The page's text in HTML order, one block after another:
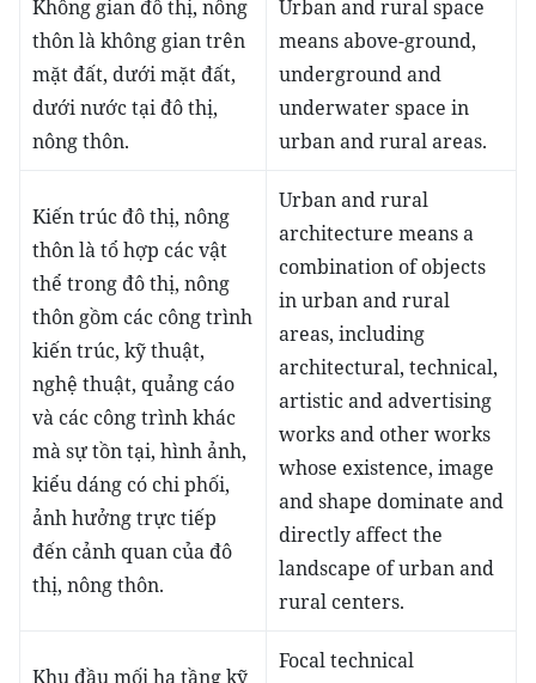
Không gian đô thị, nông
thôn là không gian trên
mặt đất, dưới mặt đất,
dưới nước tại đô thị,
nông thôn.
Urban and rural space
means above-ground,
underground and
underwater space in
urban and rural areas.
Kiến trúc đô thị, nông
thôn là tổ hợp các vật
thể trong đô thị, nông
thôn gồm các công trình
kiến trúc, kỹ thuật,
nghệ thuật, quảng cáo
và các công trình khác
mà sự tồn tại, hình ảnh,
kiểu dáng có chi phối,
ảnh hưởng trực tiếp
đến cảnh quan của đô
thị, nông thôn.
Urban and rural
architecture means a
combination of objects
in urban and rural
areas, including
architectural, technical,
artistic and advertising
works and other works
whose existence, image
and shape dominate and
directly affect the
landscape of urban and
rural centers.
Khu đầu mối hạ tầng kỹ
Focal technical